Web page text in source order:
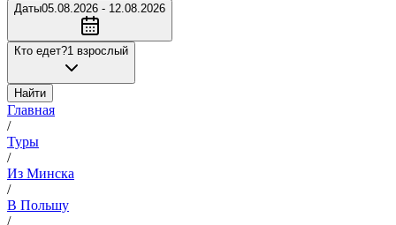
Даты05.08.2026 - 12.08.2026
Кто едет?1 взрослый
Найти
Главная
/
Туры
/
Из Минска
/
В Польшу
/